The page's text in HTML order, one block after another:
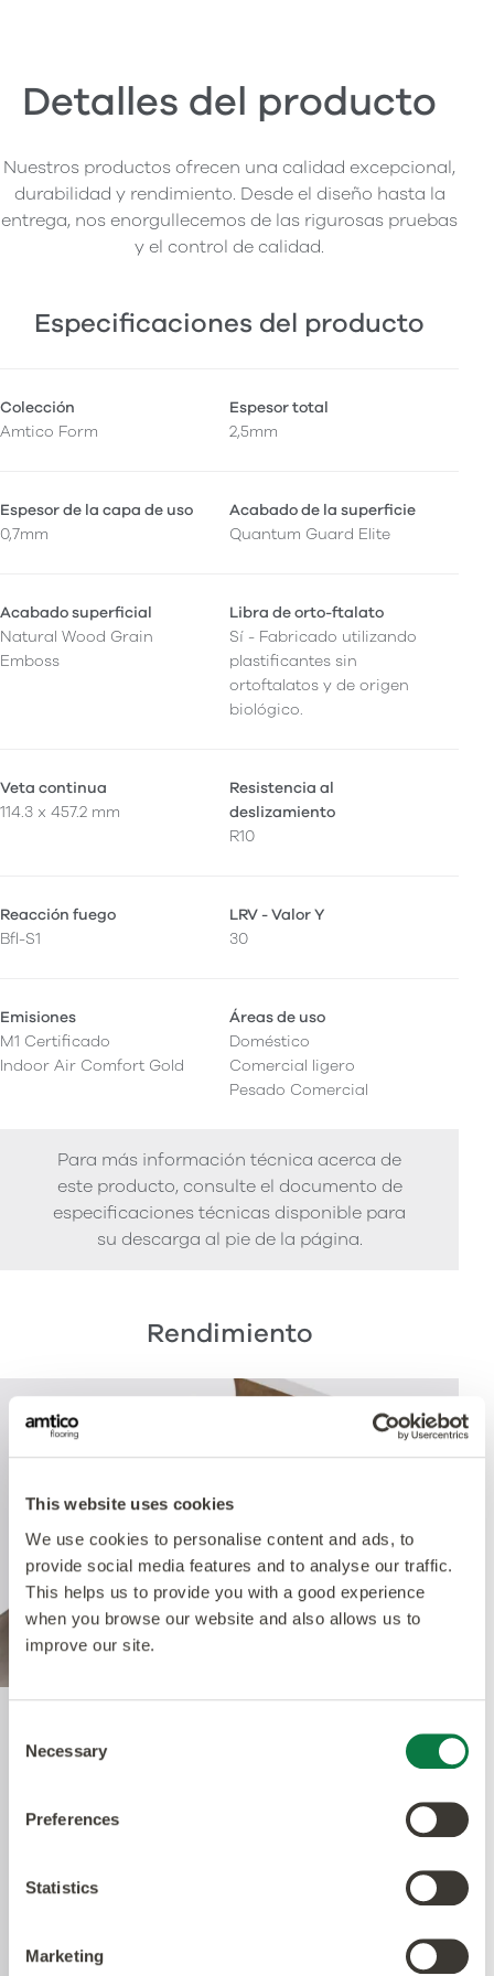
This website uses cookies
We use cookies to personalise content and ads, to
provide social media features and to analyse our traffic.
This helps us to provide you with a good experience
when you browse our website and also allows us to
improve our site.
Selection
Necessary
Preferences
Statistics
Marketing
Detalles del producto
Nuestros productos ofrecen una calidad excepcional,
durabilidad y rendimiento. Desde el diseño hasta la
entrega, nos enorgullecemos de las rigurosas pruebas
y el control de calidad.
Especificaciones del producto
Colección
Amtico Form
Espesor total
2,5mm
Espesor de la capa de uso
0,7mm
Acabado de la superficie
Quantum Guard Elite
Acabado superficial
Natural Wood Grain
Emboss
Libra de orto-ftalato
Sí - Fabricado utilizando
plastificantes sin
ortoftalatos y de origen
biológico.
Veta continua
114.3 x 457.2 mm
Resistencia al
deslizamiento
R10
Reacción fuego
Bfl-S1
LRV - Valor Y
30
Emisiones
M1 Certificado
Indoor Air Comfort Gold
Áreas de uso
Doméstico
Comercial ligero
Pesado Comercial
Para más información técnica acerca de
este producto, consulte el documento de
especificaciones técnicas disponible para
su descarga al pie de la página.
Rendimiento
Quantum Guard Elite
The crowning feature of our Multiple Performance
System is our Quantum Guard urethane layer
Guard is the most durable urethane on the